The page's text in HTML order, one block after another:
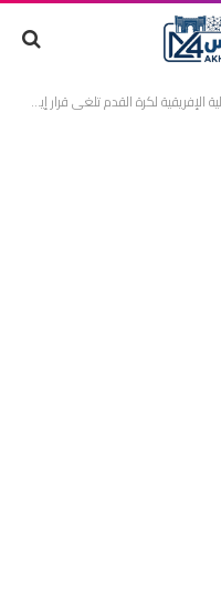
تلغي قرار إيقاف الدوليين المغربيين سفيان بوفال وسفيان شاكلا